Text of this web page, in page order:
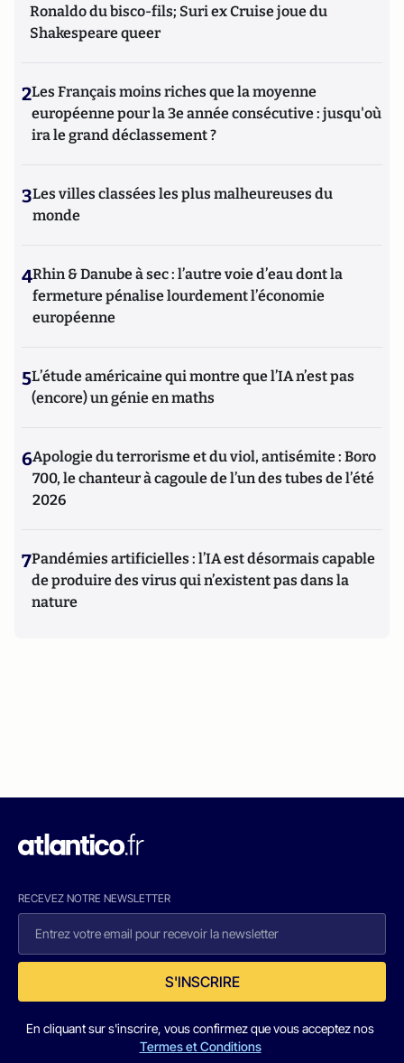
Ronaldo du bisco-fils; Suri ex Cruise joue du
Shakespeare queer
2Les Français moins riches que la moyenne
européenne pour la 3e année consécutive : jusqu'où
ira le grand déclassement ?
3Les villes classées les plus malheureuses du
monde
4Rhin & Danube à sec : l’autre voie d’eau dont la
fermeture pénalise lourdement l’économie
européenne
5L’étude américaine qui montre que l’IA n’est pas
(encore) un génie en maths
6Apologie du terrorisme et du viol, antisémite : Boro
700, le chanteur à cagoule de l’un des tubes de l’été
2026
7Pandémies artificielles : l’IA est désormais capable
de produire des virus qui n’existent pas dans la
nature
RECEVEZ NOTRE NEWSLETTER
S'INSCRIRE
En cliquant sur s'inscrire, vous confirmez que vous acceptez nos
Termes et Conditions